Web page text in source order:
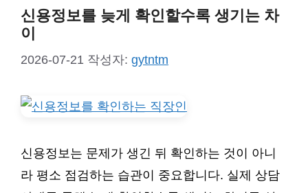
신용정보를 늦게 확인할수록 생기는 차
이
2026-07-21 작성자: gytntm
신용정보는 문제가 생긴 뒤 확인하는 것이 아니
라 평소 점검하는 습관이 중요합니다. 실제 상담